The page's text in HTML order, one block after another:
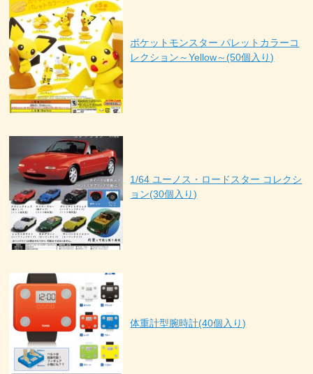
ポケットモンスター パレットカラーコ
レクション～Yellow～(50個入り)
1/64 ユーノス・ロードスター コレクシ
ョン(30個入り)
体重計型腕時計(40個入り)